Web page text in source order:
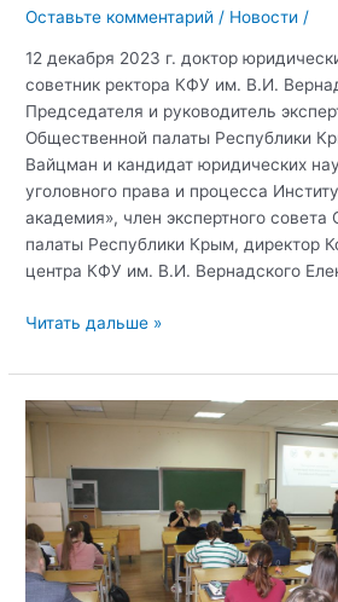
Оставьте комментарий / Новости /
12 декабря 2023 г. доктор
советник ректора КФУ им. В.И.
Председателя и руководитель
Общественной палаты Республики
Вайцман и кандидат юридических
уголовного права и процесса
академия», член экспертного
палаты Республики Крым, директор
центра КФУ им. В.И. Вернадского
КФУ
В.И.
Вернадского
принял
участие
во
Всероссийском
форуме
«Российский
конституционализм.
Читать дальше »